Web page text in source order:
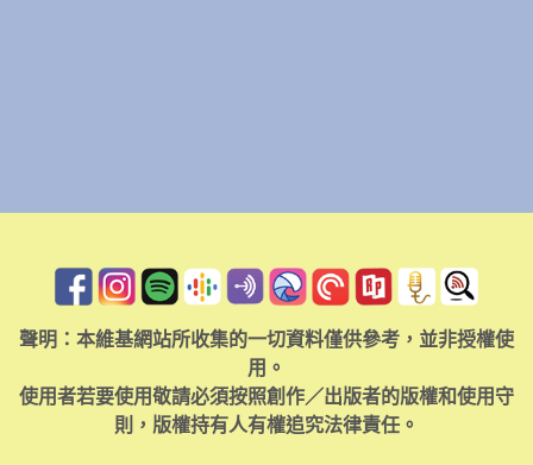
聲明：本維基網站所收集的一切資料僅供參考，並非授權使
用。
使用者若要使用敬請必須按照創作／出版者的版權和使用守
則，版權持有人有權追究法律責任。